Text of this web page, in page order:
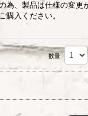
為、製品は仕様の変更
購入ください。
数量